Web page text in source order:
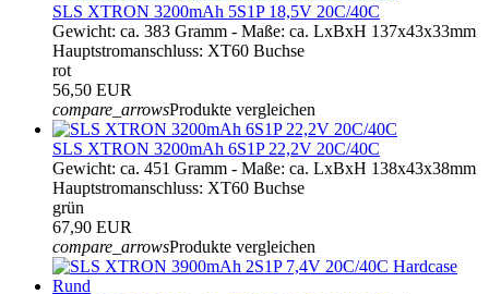
SLS XTRON 3200mAh 5S1P 18,5V 20C/40C
Gewicht: ca. 383 Gramm - Maße: ca. LxBxH 137x43x33mm
Hauptstromanschluss: XT60 Buchse
rot
56,50 EUR
compare_arrowsProdukte vergleichen
SLS XTRON 3200mAh 6S1P 22,2V 20C/40C
Gewicht: ca. 451 Gramm - Maße: ca. LxBxH 138x43x38mm
Hauptstromanschluss: XT60 Buchse
grün
67,90 EUR
compare_arrowsProdukte vergleichen